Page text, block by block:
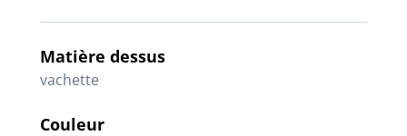
Matière dessus
vachette
Couleur